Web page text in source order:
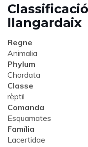
llangardaix
Regne
Animalia
Phylum
Chordata
Classe
rèptil
Comanda
Esquamates
Família
Lacertidae